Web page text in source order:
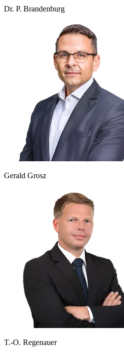
Dr. P. Brandenburg
Gerald Grosz
T.-O. Regenauer